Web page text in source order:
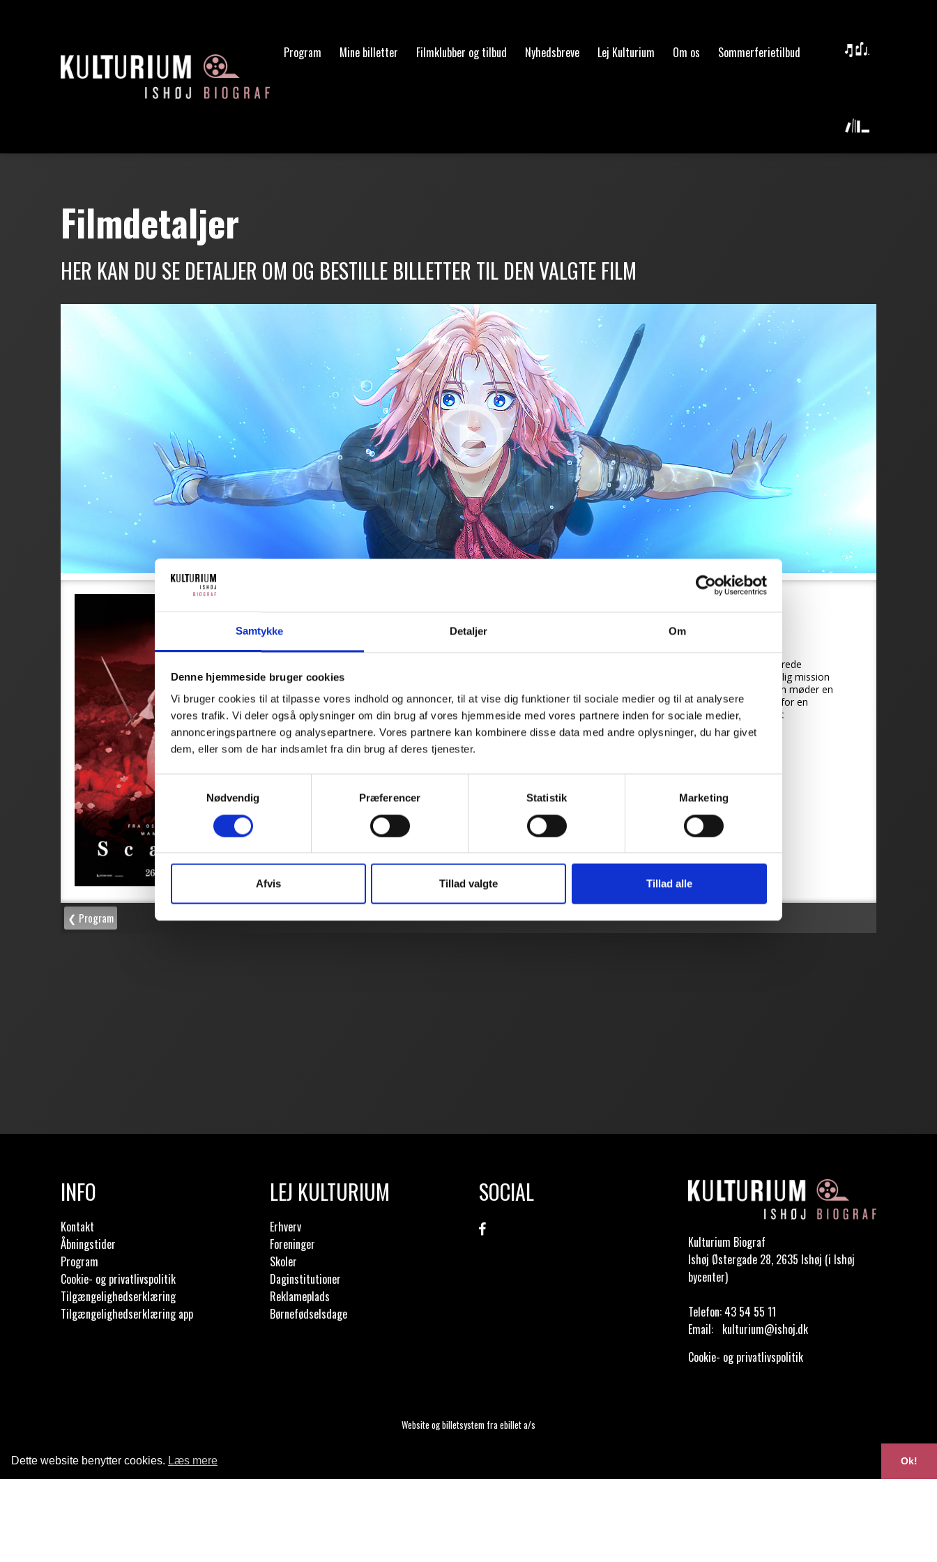
Dette website benytter cookies. Læs mere Ok!
Samtykke Detaljer Om
Denne hjemmeside bruger cookies
Vi bruger cookies til at tilpasse vores indhold og annoncer, til at vise dig funktioner til sociale medier og til at analysere
vores trafik. Vi deler også oplysninger om din brug af vores hjemmeside med vores partnere inden for sociale medier,
annonceringspartnere og analysepartnere. Vores partnere kan kombinere disse data med andre oplysninger, du har givet
dem, eller som de har indsamlet fra din brug af deres tjenester.
Nødvendig
Præferencer Statistik Marketing
Afvis Tillad valgte Tillad alle
Program Mine billetter Filmklubber og tilbud Nyhedsbreve Lej Kulturium Om os Sommerferietilbud
INFO
Kontakt
Åbningstider
Program
Cookie- og privatlivspolitik
Tilgængelighedserklæring
Tilgængelighedserklæring app
LEJ KULTURIUM
Erhverv
Foreninger
Skoler
Daginstitutioner
Reklameplads
Børnefødselsdage
SOCIAL
Kulturium Biograf
Ishøj Østergade 28, 2635 Ishøj (i Ishøj
bycenter)
Telefon: 43 54 55 11
Email: kulturium@ishoj.dk
Cookie- og privatlivspolitik
Website og billetsystem fra ebillet a/s